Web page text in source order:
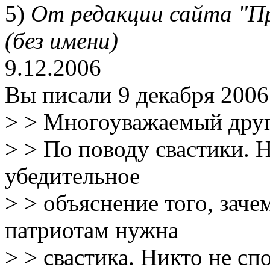
5) От редакции сайта
(без имени)
9.12.2006
Вы писали 9 декабря
> > Многоуважаемый
> > По поводу свастики.
убедительное
> > объяснение того,
патриотам нужна
> > свастика. Никто не